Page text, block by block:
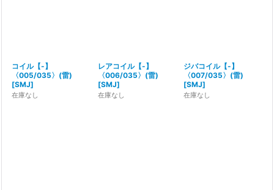
コイル【-】
〈005/035〉(雷)
[SMJ]
在庫なし
レアコイル【-】
〈006/035〉(雷)
[SMJ]
在庫なし
ジバコイル【-】
〈007/035〉(雷)
[SMJ]
在庫なし